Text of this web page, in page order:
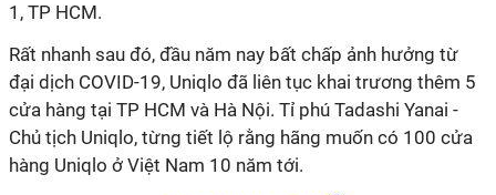
1, TP HCM.
Rất nhanh sau đó, đầu năm nay bất chấp ảnh hưởng từ
đại dịch COVID-19, Uniqlo đã liên tục khai trương thêm 5
cửa hàng tại TP HCM và Hà Nội. Tỉ phú Tadashi Yanai -
Chủ tịch Uniqlo, từng tiết lộ rằng hãng muốn có 100 cửa
hàng Uniqlo ở Việt Nam 10 năm tới.